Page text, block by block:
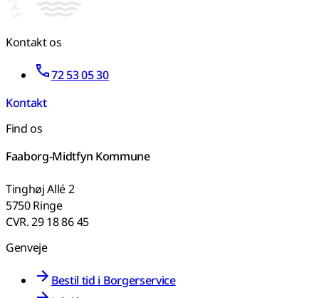
Kontakt os
72 53 05 30
Kontakt
Find os
Faaborg-Midtfyn Kommune
Tinghøj Allé 2
5750 Ringe
CVR. 29 18 86 45
Genveje
Bestil tid i Borgerservice